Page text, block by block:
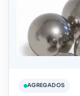
AGREGADOS